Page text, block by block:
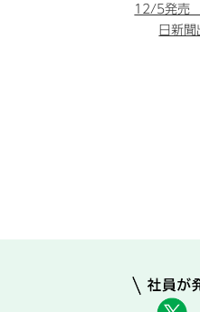
12/5発売
日新